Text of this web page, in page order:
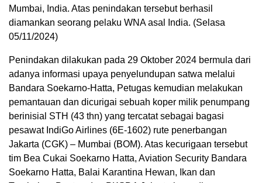
Mumbai, India. Atas penindakan tersebut berhasil
diamankan seorang pelaku WNA asal India. (Selasa
05/11/2024)
Penindakan dilakukan pada 29 Oktober 2024 bermula dari
adanya informasi upaya penyelundupan satwa melalui
Bandara Soekarno-Hatta, Petugas kemudian melakukan
pemantauan dan dicurigai sebuah koper milik penumpang
berinisial STH (43 thn) yang tercatat sebagai bagasi
pesawat IndiGo Airlines (6E-1602) rute penerbangan
Jakarta (CGK) – Mumbai (BOM). Atas kecurigaan tersebut
tim Bea Cukai Soekarno Hatta, Aviation Security Bandara
Soekarno Hatta, Balai Karantina Hewan, Ikan dan